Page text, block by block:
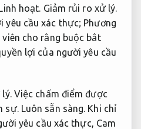
hoạt. Giảm rủi ro xử lý.
yêu cầu xác thực; Phương
viên cho rằng buộc bắt
lợi của người yêu cầu
lý.Việc chấm điểm được
sự. Luôn sẵn sàng. Khi chỉ
yêu cầu xác thực, Cam